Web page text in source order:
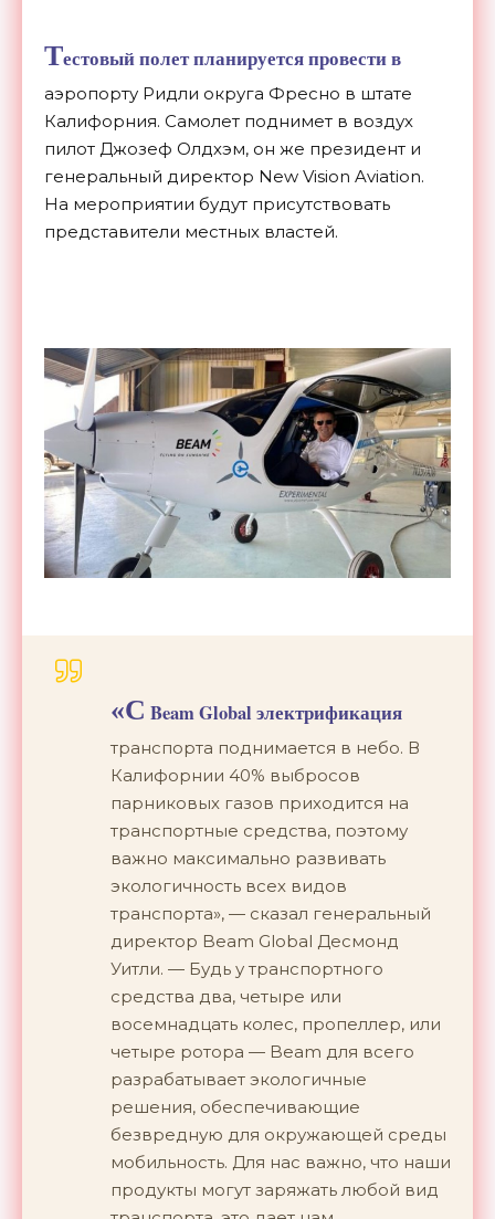
Тестовый полет планируется провести в
аэропорту Ридли округа Фресно в штате
Калифорния. Самолет поднимет в воздух
пилот Джозеф Олдхэм, он же президент и
генеральный директор New Vision Aviation.
На мероприятии будут присутствовать
представители местных властей.
«С Beam Global электрификация
транспорта поднимается в небо. В
Калифорнии 40% выбросов
парниковых газов приходится на
транспортные средства, поэтому
важно максимально развивать
экологичность всех видов
транспорта», — сказал генеральный
директор Beam Global Десмонд
Уитли. — Будь у транспортного
средства два, четыре или
восемнадцать колес, пропеллер, или
четыре ротора — Beam для всего
разрабатывает экологичные
решения, обеспечивающие
безвредную для окружающей среды
мобильность. Для нас важно, что наши
продукты могут заряжать любой вид